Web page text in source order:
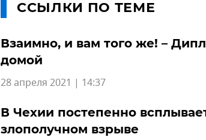
ССЫЛКИ ПО ТЕМЕ
Взаимно, и вам того же! –
домой
28 апреля 2021 | 14:37
В Чехии постепенно
злополучном взрыве